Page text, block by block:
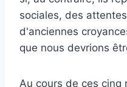
sociales, des
d'anciennes
que nous devrions
Au cours de ces cinq